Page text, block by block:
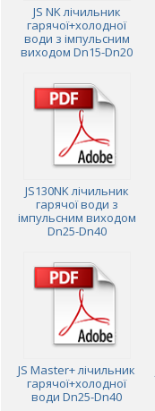
JS NK лічильник
гарячої+холодної
води з імпульсним
виходом Dn15-Dn20
JS130NK лічильник
гарячої води з
імпульсним виходом
Dn25-Dn40
JS Master+ лічильник
гарячої+холодної
води Dn25-Dn40